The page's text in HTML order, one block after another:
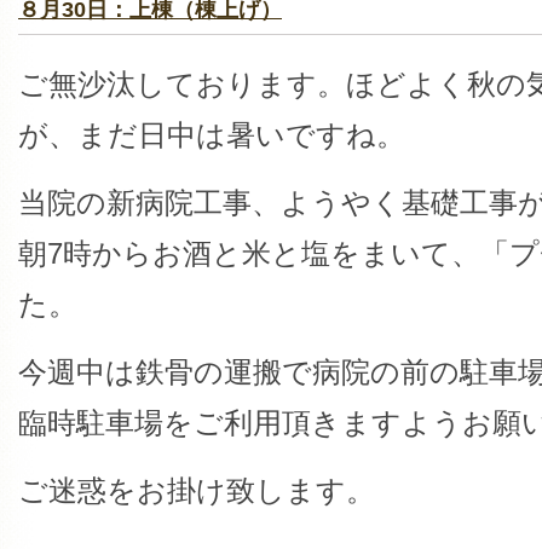
８月30日：上棟（棟上げ）
ご無沙汰しております。ほどよく秋の
が、まだ日中は暑いですね。
当院の新病院工事、ようやく基礎工事
朝7時からお酒と米と塩をまいて、「
た。
今週中は鉄骨の運搬で病院の前の駐車
臨時駐車場をご利用頂きますようお願
ご迷惑をお掛け致します。